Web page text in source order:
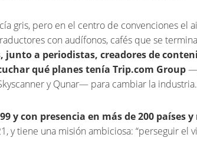
gris, pero en el centro de convenciones el
con audífonos, cafés que se
junto a periodistas, creadores de
qué planes tenía Trip.com Group
y Qunar— para cambiar la industria.
y con presencia en más de 200 países
y tiene una misión ambiciosa: “perseguir